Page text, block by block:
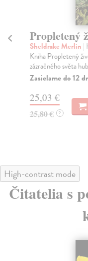
Propletený
Sheldrake Merlin |
Kniha Propletený
zázračného světa
Zasielame do 12
25,03 €
25,80 € ?
High-contrast mode
Čitatelia s